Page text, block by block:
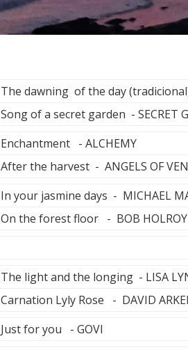
The dawning of the day (tradicional)
Song of a secret garden - SECRET
Enchantment - ALCHEMY
After the harvest - ANGELS OF
In your jasmine days - MICHAEL
On the forest floor - BOB
The light and the longing - LISA
Carnation Lyly Rose - DAVID
Just for you - GOVI